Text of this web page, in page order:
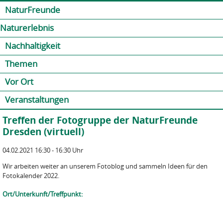
NaturFreunde
Naturerlebnis
Nachhaltigkeit
Themen
Vor Ort
Veranstaltungen
Treffen der Fotogruppe der NaturFreunde
Dresden (virtuell)
04.02.2021 16:30 - 16:30 Uhr
Wir arbeiten weiter an unserem Fotoblog und sammeln Ideen für den
Fotokalender 2022.
Ort/Unterkunft/Treffpunkt: